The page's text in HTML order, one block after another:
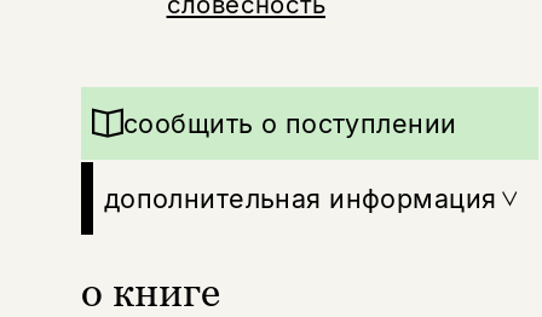
о книге
сообщить о поступлении
дополнительная информация